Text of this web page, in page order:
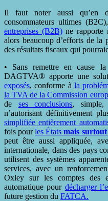
Il faut noter aussi qu’en
consommateurs ultimes
entreprises (B2B)ne rapporte
alors beaucoup d’efforts de la
des résultats fiscaux qui
• Sans remettre en cause
DAGTVA® apporte une
exposés, conforme à la
la TVA de la Commission
de ses conclusions, simple,
n’autorisant définitivement
simplifiée entièrement
fois pourles Étatsmais
peut être aussi appliquée,
internationale, dans des pays
utilisent des systèmes
services, avec un
Oxley sur les comptes des
automatique pour décharger
future gestion du FATCA.